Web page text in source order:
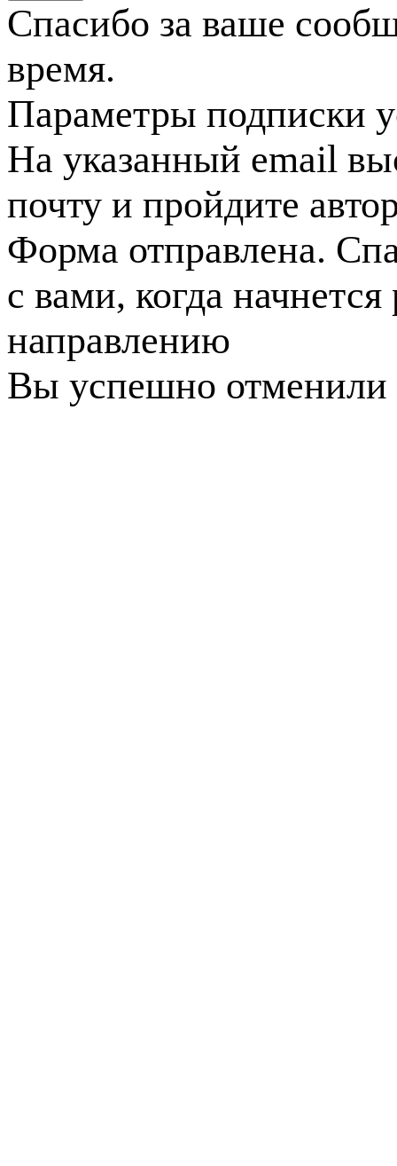
Спасибо за ваше
время.
Параметры подписки
На указанный email
почту и пройдите
Форма отправлена.
с вами, когда
направлению
Вы успешно отменили